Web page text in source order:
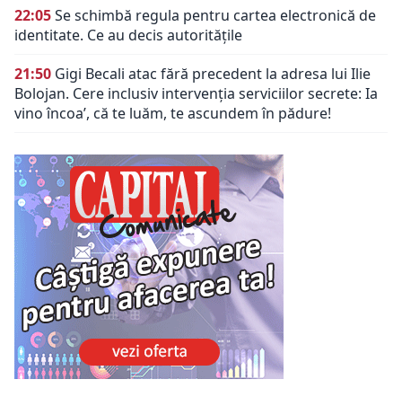
22:05Se schimbă regula pentru cartea electronică de
identitate. Ce au decis autoritățile
21:50 Gigi Becali atac fără precedent la adresa lui Ilie
Bolojan. Cere inclusiv intervenția serviciilor secrete: Ia
vino încoa’, că te luăm, te ascundem în pădure!